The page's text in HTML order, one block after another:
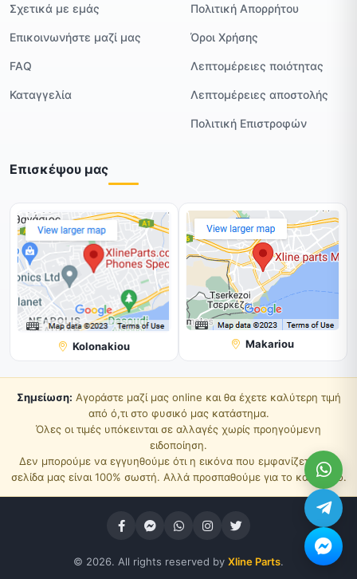
Σχετικά με εμάς
Επικοινωνήστε μαζί μας
FAQ
Καταγγελία
Πολιτική Απορρήτου
Όροι Χρήσης
Λεπτομέρειες ποιότητας
Λεπτομέρειες αποστολής
Πολιτική Επιστροφών
Επισκέψου μας
Kolonakiou Makariou
Σημείωση: Αγοράστε μαζί μας online και θα έχετε καλύτερη τιμή
από ό,τι στο φυσικό μας κατάστημα.
Όλες οι τιμές υπόκεινται σε αλλαγές χωρίς προηγούμενη
ειδοποίηση.
Δεν μπορούμε να εγγυηθούμε ότι η εικόνα που εμφανίζεται στη
σελίδα μας είναι 100% σωστή. Αλλά προσπαθούμε για το καλύτερο.
© 2026. All rights reserved by Xline Parts.